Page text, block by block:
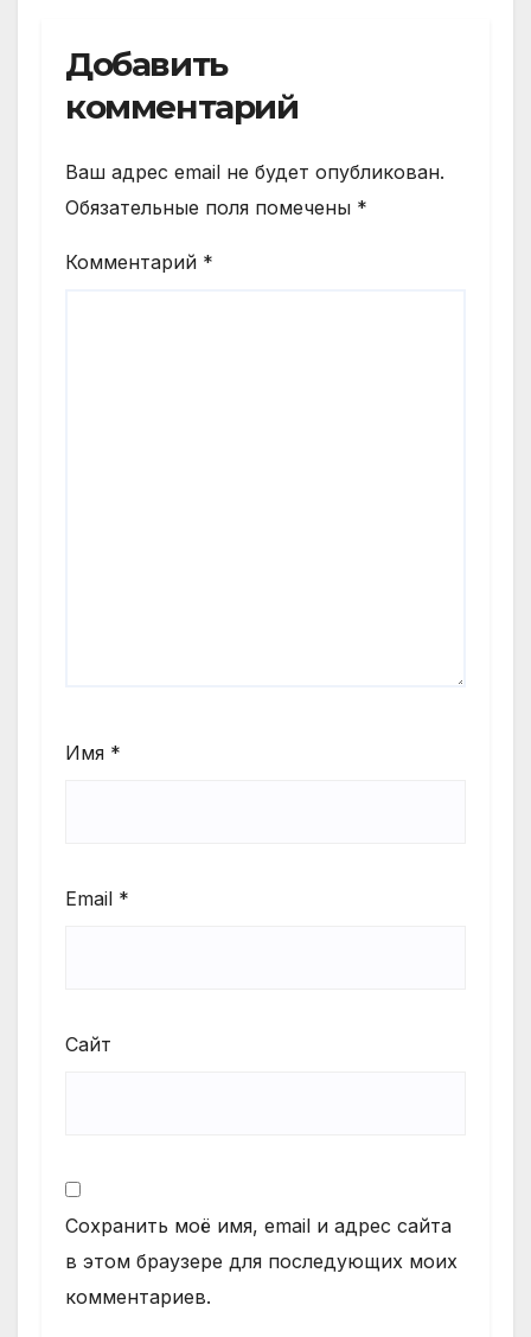
Добавить
комментарий
Ваш адрес email не будет опубликован.
Обязательные поля помечены *
Комментарий *
Имя *
Email *
Сайт
Сохранить моё имя, email и адрес сайта
в этом браузере для последующих моих
комментариев.